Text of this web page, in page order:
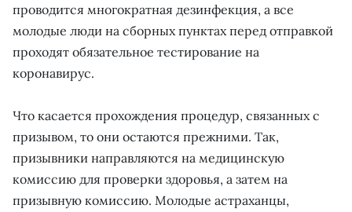
проводится многократная дезинфекция, а все
молодые люди на сборных пунктах перед отправкой
проходят обязательное тестирование на
коронавирус.
Что касается прохождения процедур, связанных с
призывом, то они остаются прежними. Так,
призывники направляются на медицинскую
комиссию для проверки здоровья, а затем на
призывную комиссию. Молодые астраханцы,